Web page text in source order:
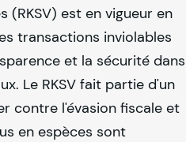
(RKSV) est en vigueur en
transactions inviolables
et la sécurité dans
Le RKSV fait partie d'un
contre l'évasion fiscale et
en espèces sont